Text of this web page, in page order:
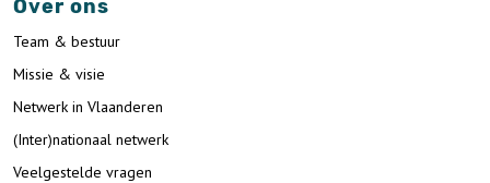
Over ons
Team & bestuur
Missie & visie
Netwerk in Vlaanderen
(Inter)nationaal netwerk
Veelgestelde vragen